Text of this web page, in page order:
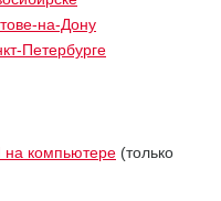
на-Дону
Петербурге
на компьютере (только